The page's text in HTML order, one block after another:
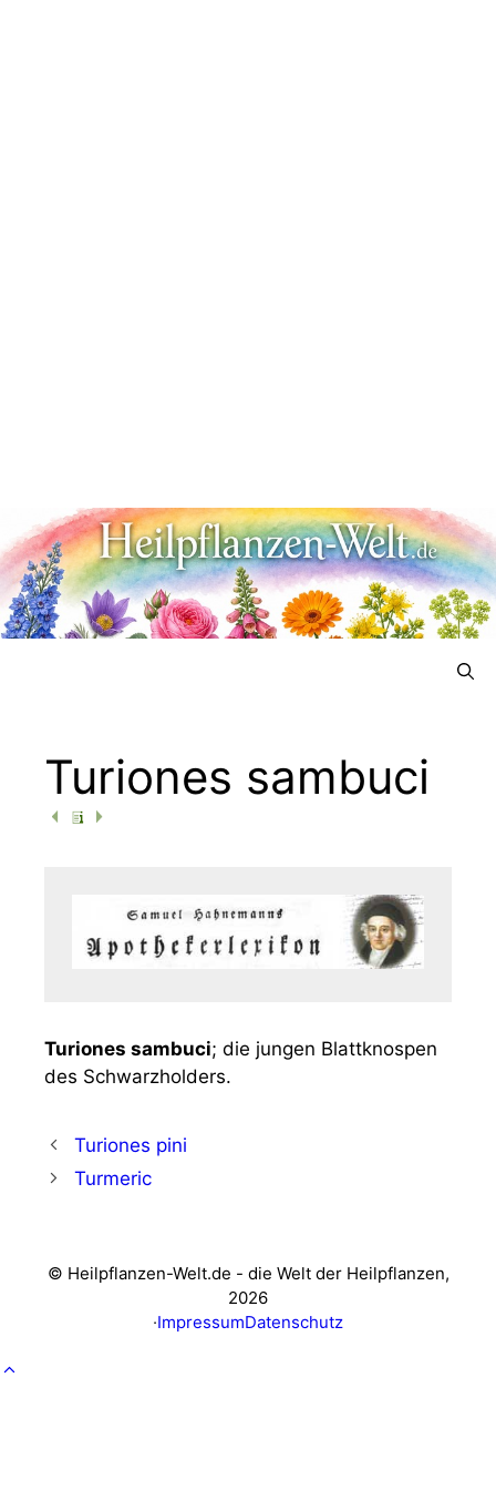
Turiones sambuci
Turio­nes sam­bu­ci; die jun­gen Blatt­knos­pen
des Schwarzholders.
Turiones pini
Turmeric
© Heilpflanzen-Welt.de - die Welt der Heilpflanzen,
2026
·ImpressumDatenschutz